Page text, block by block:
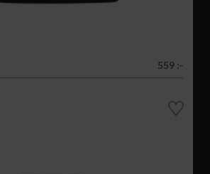
559 :-